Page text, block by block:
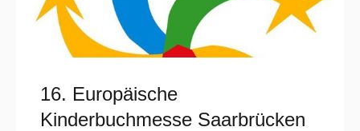
16. Europäische
Kinderbuchmesse Saarbrücken